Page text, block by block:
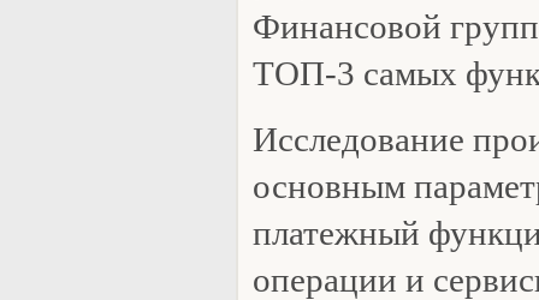
Финансовой
ТОП-3 самых
Исследование
основным
платежный
операции и